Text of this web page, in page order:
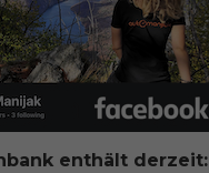
enthält derzeit: